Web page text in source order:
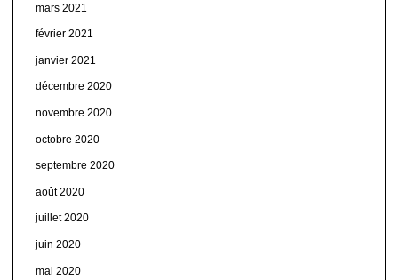
mars 2021
février 2021
janvier 2021
décembre 2020
novembre 2020
octobre 2020
septembre 2020
août 2020
juillet 2020
juin 2020
mai 2020